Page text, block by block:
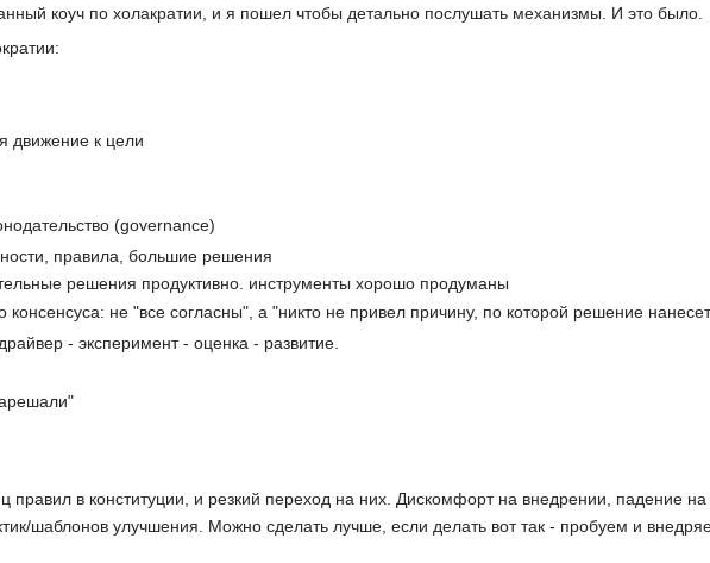
коуч по холакратии, и я пошел чтобы детально послушать механизмы. И это было.
движение к цели
(governance)
правила, большие решения
решения продуктивно. инструменты хорошо продуманы
не "все согласны", а "никто не привел причину, по которой решение
- эксперимент - оценка - развитие.
правил в конституции, и резкий переход на них. Дискомфорт на внедрении, падение
шаблонов улучшения. Можно сделать лучше, если делать вот так - пробуем и